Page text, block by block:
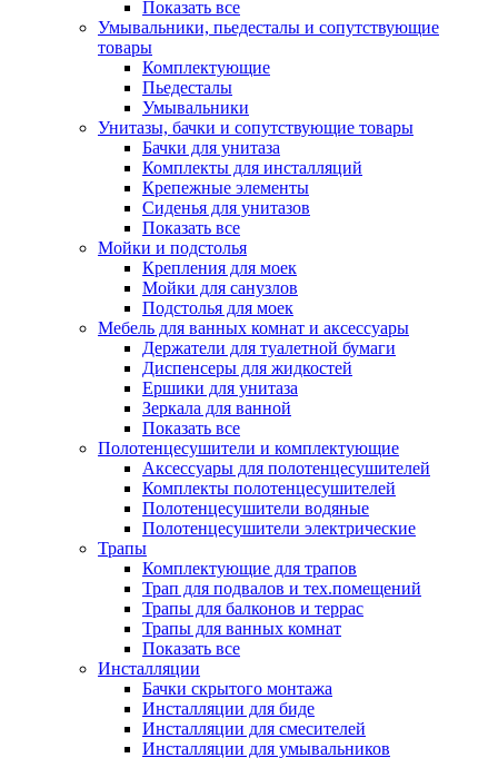
Показать все
Умывальники, пьедесталы и сопутствующие
товары
Комплектующие
Пьедесталы
Умывальники
Унитазы, бачки и сопутствующие товары
Бачки для унитаза
Комплекты для инсталляций
Крепежные элементы
Сиденья для унитазов
Показать все
Мойки и подстолья
Крепления для моек
Мойки для санузлов
Подстолья для моек
Мебель для ванных комнат и аксессуары
Держатели для туалетной бумаги
Диспенсеры для жидкостей
Ершики для унитаза
Зеркала для ванной
Показать все
Полотенцесушители и комплектующие
Аксессуары для полотенцесушителей
Комплекты полотенцесушителей
Полотенцесушители водяные
Полотенцесушители электрические
Трапы
Комплектующие для трапов
Трап для подвалов и тех.помещений
Трапы для балконов и террас
Трапы для ванных комнат
Показать все
Инсталляции
Бачки скрытого монтажа
Инсталляции для биде
Инсталляции для смесителей
Инсталляции для умывальников